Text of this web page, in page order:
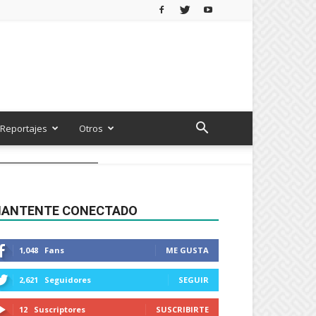
Reportajes Otros
CONECTADO
1,048 Fans ME GUSTA
2,621 Seguidores SEGUIR
12 Suscriptores SUSCRIBIRTE